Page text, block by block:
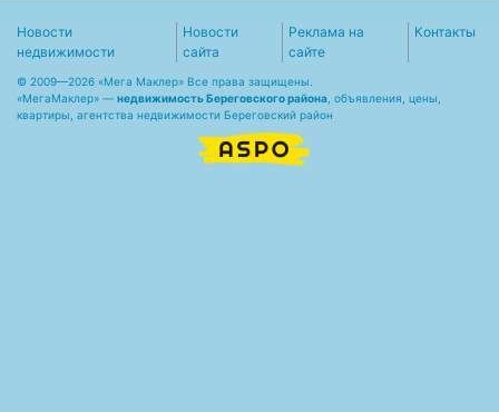
Новости
недвижимости
Новости
сайта
Реклама на
сайте
Контакты
© 2009—2026 «Мега Маклер» Все права защищены.
«МегаМаклер» — недвижимость Береговского района , объявления, цены,
квартиры, агентства недвижимости Береговский район